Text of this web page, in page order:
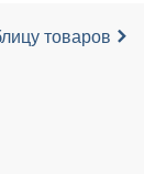
товаров